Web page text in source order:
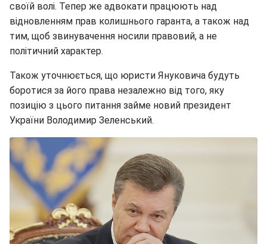
своїй волі. Тепер же адвокати працюють над
відновленням прав колишнього гаранта, а також над
тим, щоб звинувачення носили правовий, а не
політичний характер.
Також уточнюється, що юристи Януковича будуть
боротися за його права незалежно від того, яку
позицію з цього питання займе новий президент
України Володимир Зеленський.